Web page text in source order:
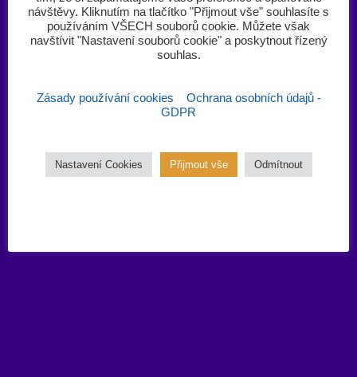
návštěvy. Kliknutím na tlačítko "Přijmout vše" souhlasíte s
používáním VŠECH souborů cookie. Můžete však
navštívit "Nastavení souborů cookie" a poskytnout řízený
souhlas.‎
Zásady používání cookies
Ochrana osobních údajů -
GDPR
Nastavení Cookies Přijmout vše Odmítnout